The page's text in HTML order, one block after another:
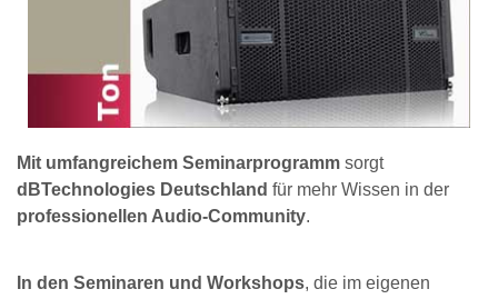
Mit umfangreichem Seminarprogramm sorgt
dBTechnologies Deutschland für mehr Wissen in der
professionellen Audio-Community.
In den Seminaren und Workshops, die im eigenen